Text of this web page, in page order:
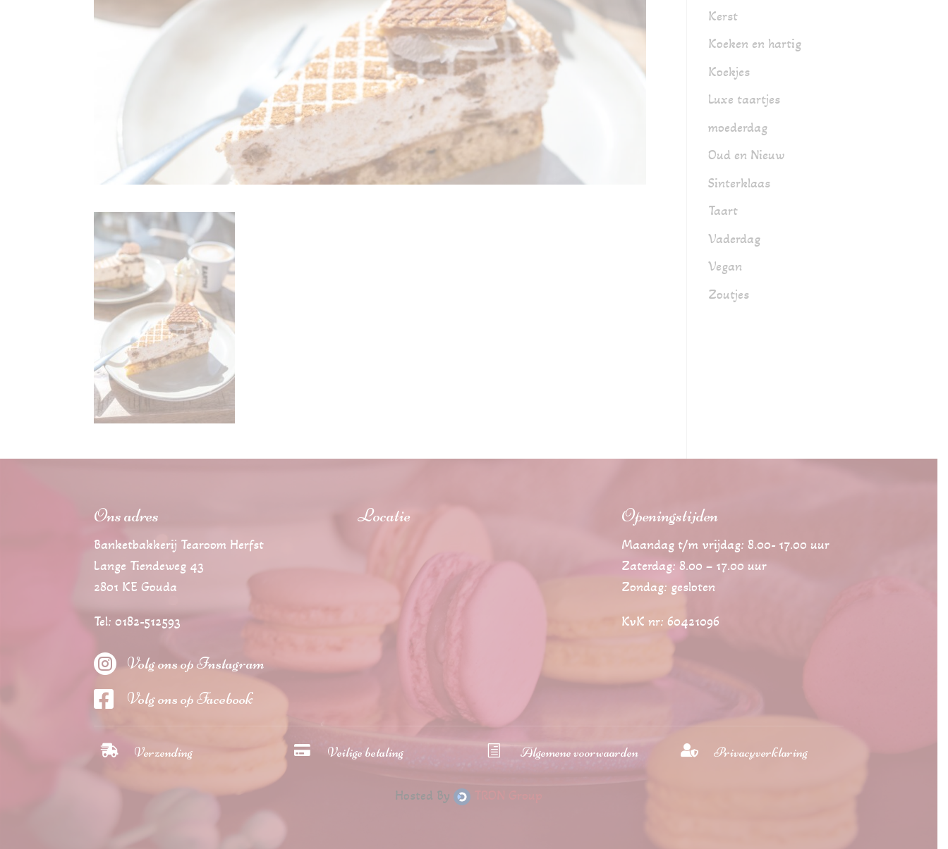
Kerst
Koeken en hartig
Koekjes
Luxe taartjes
moederdag
Oud en Nieuw
Sinterklaas
Taart
Vaderdag
Vegan
Zoutjes
Ons adres
Banketbakkerij Tearoom Herfst
Lange Tiendeweg 43
2801 KE Gouda
Tel: 0182-512593
 Volg ons op Instagram
 Volg ons op Facebook
Locatie Openingstijden
Maandag t/m vrijdag: 8.00- 17.00 uur
Zaterdag: 8.00 – 17.00 uur
Zondag: gesloten
KvK nr: 60421096
 Verzending  Veilige betaling h Algemene voorwaarden  Privacyverklaring
Hosted By